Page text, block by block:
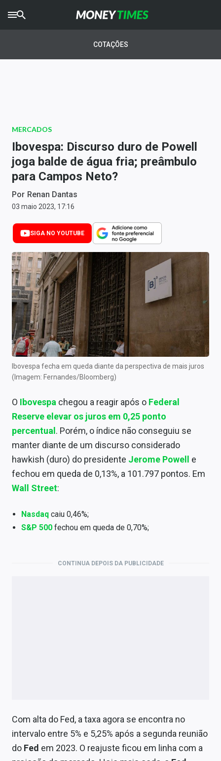
AGROTIMES
Newsletters
Money Trader
Anuncie
Últimas Notícias
Newsletters
Cotações
Comprar ou vender?
Carteiras Recomendadas
Central de Dividendos
Central de Fundos Imobiliários
Central dos IPOs
Renda Fixa
Finanças Pessoais
Economia
Brasil
Política
Colunas
Contato
COTAÇÕES
MERCADOS
Ibovespa: Discurso duro de Powell
joga balde de água fria; preâmbulo
para Campos Neto?
Por Renan Dantas
03 maio 2023, 17:16
SIGA NO YOUTUBE
Ibovespa fecha em queda diante da perspectiva de mais juros
(Imagem: Fernandes/Bloomberg)
O Ibovespa chegou a reagir após o Federal
Reserve elevar os juros em 0,25 ponto
percentual . Porém, o índice não conseguiu se
manter diante de um discurso considerado
hawkish (duro) do presidente Jerome Powell
e
fechou em queda de 0,13%, a 101.797 pontos. Em
Wall Street:
Nasdaq caiu 0,46%;
S&P 500 fechou em queda de 0,70%;
CONTINUA DEPOIS DA PUBLICIDADE
Com alta do Fed, a taxa agora se encontra no
intervalo entre 5% e 5,25% após a segunda reunião
do Fed em 2023. O reajuste ficou em linha com a